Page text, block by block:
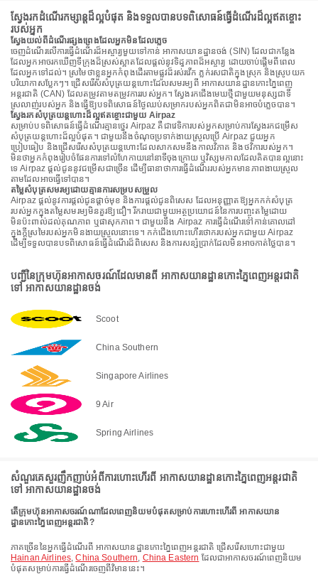
ស្វែងរកដំណើរកម្សាន្តដ៏ល្អបំផុត និងទទួលបានបទពិសោធន៍ធ្វើដំណើរដ៏ល្អឥតខ្ចោះ
របស់អ្នក
ស្វែងយល់ពីដំណើរផ្សងព្រេងដែលអ្នកមិនដែលភ្លេច
ចេញដំណើរលើការធ្វើដំណើរដ៏អស្ចារ្យមួយទៅកាន់ អាកាសយានដ្ឋានចង់ (SIN) ដែលជាកន្លែង
ដែលអ្នកអាចរកឃើញទីក្រុងដ៏ស្រស់ស្អាតដែលផ្តល់នូវទិដ្ឋភាពដ៏អស្ចារ្យ ដោយចាប់ផ្តើមពីពេល
ដែលអ្នកទៅដល់។ ស្រមៃថាខ្លួនអ្នកកំពុងដើរតាមផ្លូវដ៏រស់រវើក ភ្លក់រសជាតិក្នុងស្រុក និងស្រូបយក
បរិយាកាសប្លែកៗ។ ជ្រើសរើសសំបុត្រយន្តហោះដែលសមរម្យពី អាកាសយានដ្ឋានកោះភ្នៃពេញ
អន្តរជាតិ (CAN) ដែលតម្រូវតាមតម្រូវការរបស់អ្នក។ ស្វែងរកជើងមេឃថ្មីជាមួយមនុស្សជាទី
ស្រលាញ់របស់អ្នក និងធ្វើឱ្យបទពិសោធន៍ថ្ងៃឈប់សម្រាករបស់អ្នកពិតជាមិនអាចបំភ្លេចបាន។
ស្វែងរកសំបុត្រយន្តហោះដ៏ល្អឥតខ្ចោះជាមួយ Airpaz
សម្រាប់បទពិសោធន៍ធ្វើដំណើរគ្មានថ្នេរ Airpaz គឺជាវេទិការបស់អ្នកសម្រាប់ការស្វែងរកជម្រើស
សំបុត្រយន្តហោះដ៏ល្អបំផុត។ ជាមួយនឹងចំណុចប្រទាក់ងាយស្រួលប្រើ Airpaz ជួយអ្នក
ប្រៀបធៀប និងជ្រើសរើសសំបុត្រយន្តហោះដែលសាកសមនឹងកាលវិភាគ និងថវិការបស់អ្នក។
មិនថាអ្នកកំពុងរៀបចំផែនការទៅលំហែកាយនៅនាទីចុងក្រោយ ឬវិស្សមកាលដែលគិតបានល្អនោះ
ទេ Airpaz ផ្តល់ជូននូវជម្រើសជាច្រើន ដើម្បីធានាថាការធ្វើដំណើររបស់អ្នកមានភាពងាយស្រួល
តាមដែលអាចធ្វើទៅបាន។
តម្លៃសំបុត្រសមរម្យដោយគ្មានការសម្របសម្រួល
Airpaz ផ្តល់នូវការផ្តល់ជូនផ្តាច់មុខ និងការផ្តល់ជូនពិសេស ដែលអនុញ្ញាតឱ្យអ្នកកក់សំបុត្រ
របស់អ្នកក្នុងតម្លៃសមរម្យមិនគួរឱ្យជឿ។ រីករាយជាមួយអត្ថប្រយោជន៍នៃការបញ្ចុះតម្លៃដោយ
មិនប៉ះពាល់ដល់គុណភាព ឬផាសុកភាព។ ជាមួយនឹង Airpaz ការធ្វើដំណើរទៅកាន់គោលដៅ
ក្នុងក្តីស្រមៃរបស់អ្នកមិនងាយស្រួលនោះទេ។ កក់ជើងហោះហើរថោករបស់អ្នកជាមួយ Airpaz
ដើម្បីទទួលបានបទពិសោធន៍ធ្វើដំណើរដ៏ពិសេស និងការសន្សំប្រាក់ដែលមិនអាចកាត់ថ្លៃបាន។
បញ្ជីនៃក្រុមហ៊ុនអាកាសចរណ៍ដែលមានពី អាកាសយានដ្ឋានកោះភ្នៃពេញអន្តរជាតិ
ទៅ អាកាសយានដ្ឋានចង់
Scoot
China Southern
Singapore Airlines
9 Air
Spring Airlines
សំណួរគេសួរញឹកញាប់អំពីការហោះហើរពី អាកាសយានដ្ឋានកោះភ្នៃពេញអន្តរជាតិ
ទៅ អាកាសយានដ្ឋានចង់
តើក្រុមហ៊ុនអាកាសចរណ៍ណាដែលពេញនិយមបំផុតសម្រាប់ការហោះហើរពី អាកាសយាន
ដ្ឋានកោះភ្នៃពេញអន្តរជាតិ?
ភាគច្រើននៃអ្នកធ្វើដំណើរពី អាកាសយានដ្ឋានកោះភ្នៃពេញអន្តរជាតិ ជ្រើសរើសហោះជាមួយ
Hainan Airlines,China Southern, China Eastern ដែលជាអាកាសចរណ៍ពេញនិយម
បំផុតសម្រាប់ការធ្វើដំណើរចេញពីវិមាននេះ។